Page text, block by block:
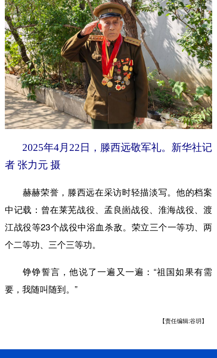
2025年4月22日，滕西远敬军礼。新华社记
者 张力元 摄
赫赫荣誉，滕西远在采访时轻描淡写。他的档案
中记载：曾在莱芜战役、孟良崮战役、淮海战役、渡
江战役等23个战役中浴血杀敌。荣立三个一等功、两
个二等功、三个三等功。
铮铮誓言，他说了一遍又一遍：“祖国如果有需
要，我随叫随到。”
【责任编辑:谷玥】